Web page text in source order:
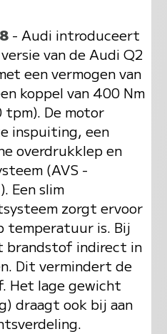
- Audi introduceert
van de Audi Q2
een vermogen van
koppel van 400 Nm
De motor
inspuiting, een
overdrukklep en
(AVS -
Een slim
zorgt ervoor
temperatuur is. Bij
brandstof indirect in
Dit vermindert de
Het lage gewicht
draagt ook bij aan